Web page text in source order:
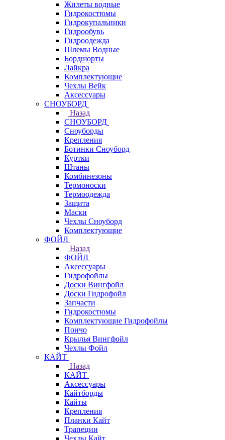
Жилеты водные
Гидрокостюмы
Гидрокупальники
Гидрообувь
Гидроодежда
Шлемы Водные
Бордшорты
Лайкра
Комплектующие
Чехлы Вейк
Аксессуары
СНОУБОРД
Назад
СНОУБОРД
Сноуборды
Крепления
Ботинки Сноуборд
Куртки
Штаны
Комбинезоны
Термоноски
Термоодежда
Защита
Маски
Чехлы Сноуборд
Комплектующие
ФОЙЛ
Назад
ФОЙЛ
Аксессуары
Гидрофойлы
Доски Вингфойл
Доски Гидрофойл
Запчасти
Гидрокостюмы
Комплектующие Гидрофойлы
Пончо
Крылья Вингфойл
Чехлы Фойл
КАЙТ
Назад
КАЙТ
Аксессуары
Кайтборды
Кайты
Крепления
Планки Кайт
Трапеции
Чехлы Кайт